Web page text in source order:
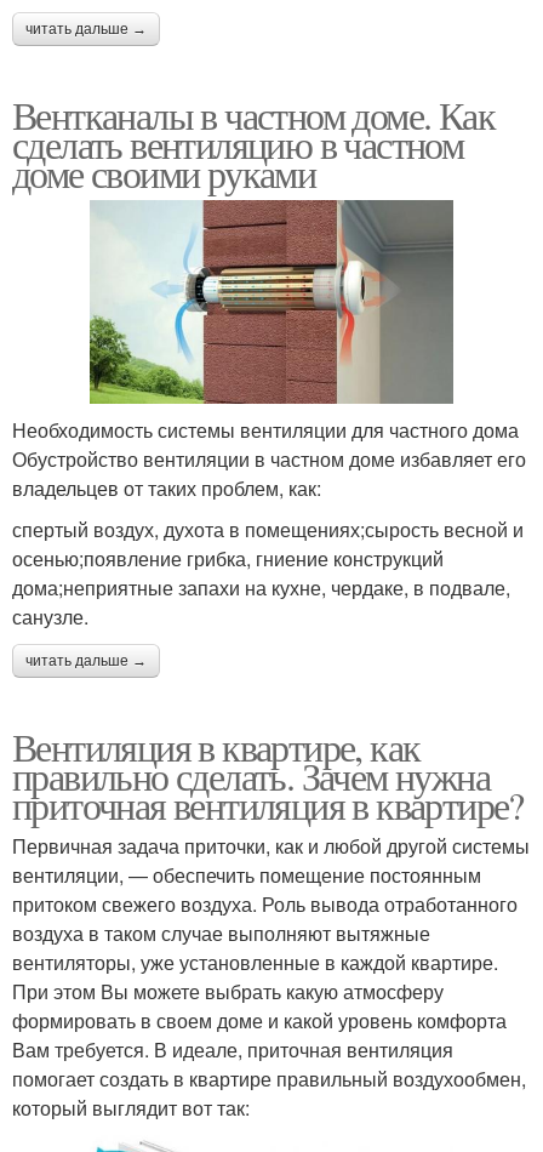
читать дальше →
Вентканалы в частном доме. Как
сделать вентиляцию в частном
доме своими руками
Необходимость системы вентиляции для частного дома
Обустройство вентиляции в частном доме избавляет его
владельцев от таких проблем, как:
спертый воздух, духота в помещениях;сырость весной и
осенью;появление грибка, гниение конструкций
дома;неприятные запахи на кухне, чердаке, в подвале,
санузле.
читать дальше →
Вентиляция в квартире, как
правильно сделать. Зачем нужна
приточная вентиляция в квартире?
Первичная задача приточки, как и любой другой системы
вентиляции, — обеспечить помещение постоянным
притоком свежего воздуха. Роль вывода отработанного
воздуха в таком случае выполняют вытяжные
вентиляторы, уже установленные в каждой квартире.
При этом Вы можете выбрать какую атмосферу
формировать в своем доме и какой уровень комфорта
Вам требуется. В идеале, приточная вентиляция
помогает создать в квартире правильный воздухообмен,
который выглядит вот так: